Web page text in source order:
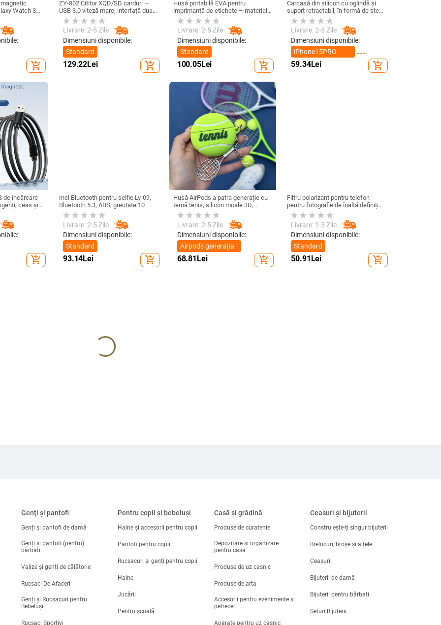
Watch 3–
• Încărcare
add_shopping_cart
ZY-802 Cititor XQD/SD carduri —
USB 3.0 viteză mare, interfață duală
Type-C și USB, aliaj de aluminiu +
ABS
Livrare: 2-5 Zile
Dimensiuni disponibile:
Standard
129.22Lei add_shopping_cart
Husă portabilă EVA pentru
imprimantă de etichete – material
Oxford + EVA, EVA presat termic cu
cusături, încărcare 10 kg
Livrare: 2-5 Zile
Dimensiuni disponibile:
Standard
100.05Lei add_shopping_cart
Carcasă din silicon cu oglindă și
suport retractabil, în formă de stea
cu cinci colțuri, pentru iPhone 13–
17 Pro/Max
Livrare: 2-5 Zile
Dimensiuni disponibile:
iPhone15PRO
MAX
iPhone16PRO
59.34Lei add_shopping_cart
de încărcare
ceas și
cu
Sun
add_shopping_cart
Inel Bluetooth pentru selfie Ly-09,
Bluetooth 5.3, ABS, greutate 10
Livrare: 2-5 Zile
Dimensiuni disponibile:
Standard
93.14Lei add_shopping_cart
Husă AirPods a patra generație cu
temă tenis, silicon moale 3D,
compatibilă cu AirPods 3 și Pro 2
Livrare: 2-5 Zile
Dimensiuni disponibile:
Airpods generația
1/2
68.81Lei add_shopping_cart
Filtru polarizant pentru telefon
pentru fotografie de înaltă definiție
— filtru ND, model GZM
Livrare: 2-5 Zile
Dimensiuni disponibile:
Standard
50.91Lei add_shopping_cart
Genți și pantofi
Genți și pantofi de damă
Genți și pantofi (pentru)
bărbați
Valize și genți de călătorie
Rucsaci De Afaceri
Genți și Rucsacuri pentru
Bebeluși
Rucsaci Sportivi
Pentru copii și bebeluși
Haine și accesorii pentru copii
Pantofi pentru copii
Rucsacuri și genți pentru copii
Haine
Jucării
Pentru școală
Casă și grădină
Produse de curatenie
Depozitare si organizare
pentru casa
Produse de uz casnic
Produse de arta
Accesorii pentru evenimente si
petreceri
Aparate pentru uz casnic
Ceasuri și bijuterii
Construiește-ți singur bijuterii
Brelocuri, broșe și altele
Ceasuri
Bijuterii de damă
Bijuterii pentru bărbați
Seturi Bijuterii